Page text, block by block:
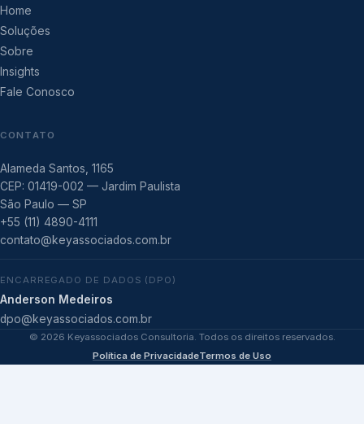
Home
Soluções
Sobre
Insights
Fale Conosco
CONTATO
Alameda Santos, 1165
CEP: 01419-002 — Jardim Paulista
São Paulo — SP
+55 (11) 4890-4111
contato@keyassociados.com.br
ENCARREGADO DE DADOS (DPO)
Anderson Medeiros
dpo@keyassociados.com.br
© 2026 Keyassociados Consultoria. Todos os direitos reservados.
Política de PrivacidadeTermos de Uso